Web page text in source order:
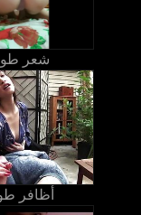
شعر
أظافر